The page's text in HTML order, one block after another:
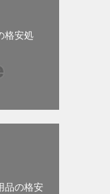
格安処
品の格安